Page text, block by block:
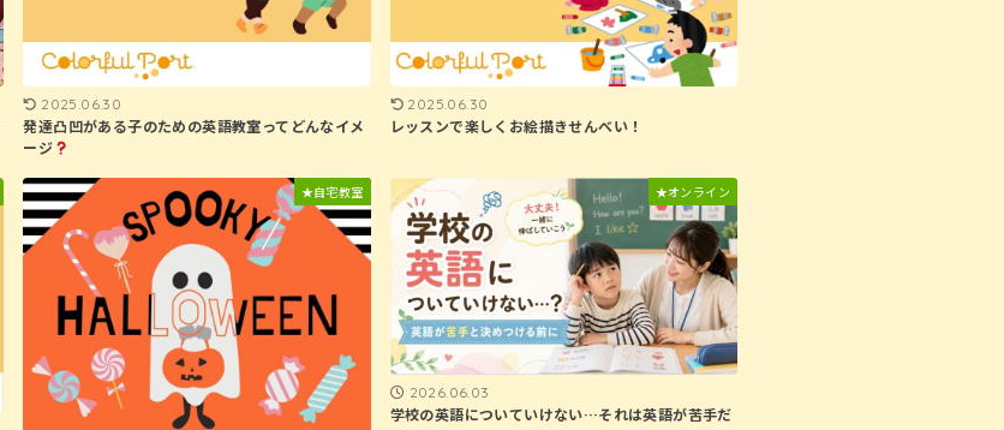
2025.06.30
発達凸凹がある子のための英語教室ってどんなイメ
ージ
2025.06.30
レッスンで楽しくお絵描きせんべい！
★自宅教室 ★オンライン
2026.06.03
学校の英語についていけない…それは英語が苦手だ